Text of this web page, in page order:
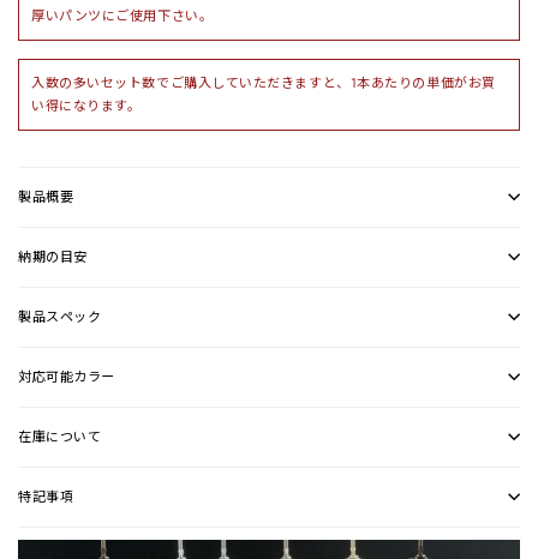
厚いパンツにご使用下さい。
入数の多いセット数でご購入していただきますと、1本あたりの単価がお買
い得になります。
製品概要
納期の目安
製品スペック
対応可能カラー
在庫について
特記事項